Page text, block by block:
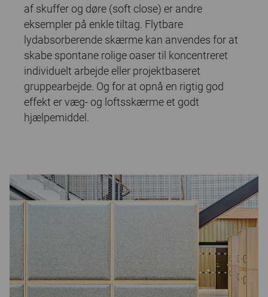
af skuffer og døre (soft close) er andre
eksempler på enkle tiltag. Flytbare
lydabsorberende skærme kan anvendes for at
skabe spontane rolige oaser til koncentreret
individuelt arbejde eller projektbaseret
gruppearbejde. Og for at opnå en rigtig god
effekt ervæg- og loftsskærmeet godt
hjælpemiddel.